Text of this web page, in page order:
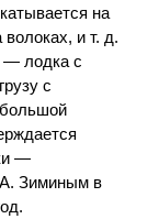
на
и т. д.
— лодка с
с
—
А. Зиминым в